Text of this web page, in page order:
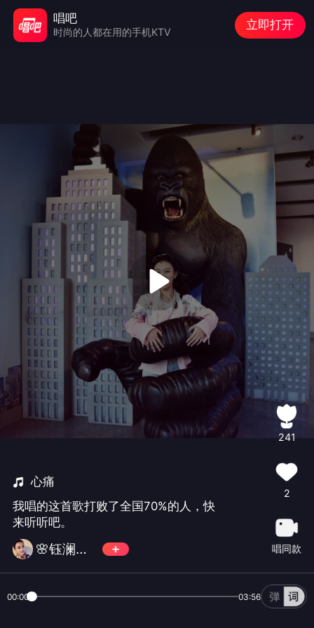
心痛
我唱的这首歌打败了全国70%的人，快
来听听吧。
🌸钰澜西✨
241
2
唱同款
00:00 03:56
唱吧
时尚的人都在用的手机KTV
立即打开